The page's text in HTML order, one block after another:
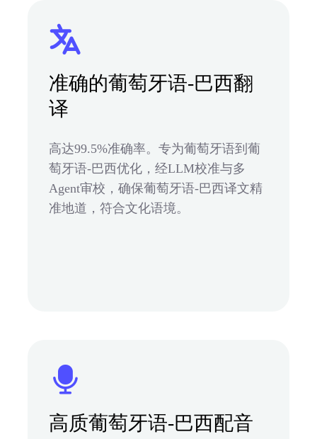
准确的葡萄牙语-巴西翻
译
高达99.5%准确率。专为葡萄牙语到葡
萄牙语-巴西优化，经LLM校准与多
Agent审校，确保葡萄牙语-巴西译文精
准地道，符合文化语境。
高质葡萄牙语-巴西配音